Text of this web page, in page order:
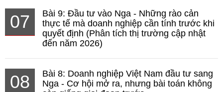
07
Bài 9: Đầu tư vào Nga - Những rào cản
thực tế mà doanh nghiệp cần tính trước khi
quyết định (Phân tích thị trường cập nhật
đến năm 2026)
08
Bài 8: Doanh nghiệp Việt Nam đầu tư sang
Nga - Cơ hội mở ra, nhưng bài toán không